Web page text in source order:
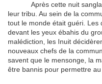
Après cette nuit
leur tribu. Au sein de la
tout le monde était guéri.
devant les yeux ébahis du
malédiction, les Inuit
nouveaux chefs de la
savent que le mensonge, la
être bannis pour permettre